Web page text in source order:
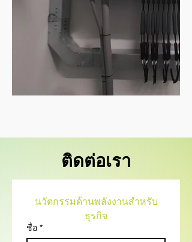
ติดต่อเรา
นวัตกรรมด้านพลังงานสำหรับ
ธุรกิจ
ชื่อ *